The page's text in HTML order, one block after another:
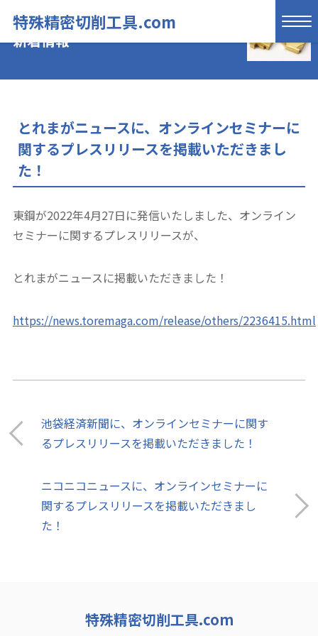
特殊精密切削工具.com
新着情報
とれまがニュースに、オンラインセミナーに
関するプレスリリースを掲載いただきまし
た！
東鋼が2022年4月27日に発信いたしました、オンライン
セミナーに関するプレスリリースが、
とれまがニュースに掲載いただきました！
https://news.toremaga.com/release/others/2236415.html
池袋経済新聞に、オンラインセミナーに関す
るプレスリリースを掲載いただきました！
ニコニコニュースに、オンラインセミナーに
関するプレスリリースを掲載いただきまし
た！
特殊精密切削工具.com